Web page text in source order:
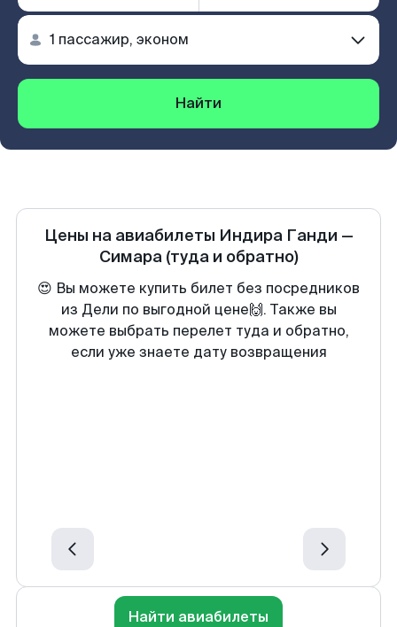
Найти
Цены на авиабилеты Индира Ганди —
Симара (туда и обратно)
😍 Вы можете купить билет без посредников
из Дели по выгодной цене🙌. Также вы
можете выбрать перелет туда и обратно,
если уже знаете дату возвращения
Найти авиабилеты